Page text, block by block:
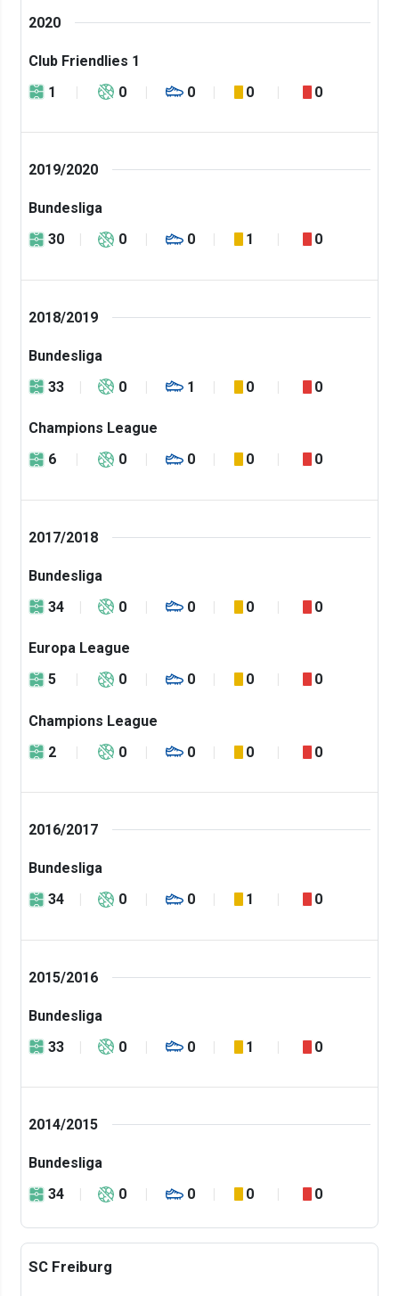
2020
Club Friendlies 1
1
0 0 0 0
2019/2020
Bundesliga
30
0 0 1 0
2018/2019
Bundesliga
33
0 1 0 0
Champions League
6
0 0 0 0
2017/2018
Bundesliga
34
0 0 0 0
Europa League
5
0 0 0 0
Champions League
2
0 0 0 0
2016/2017
Bundesliga
34
0 0 1 0
2015/2016
Bundesliga
33
0 0 1 0
2014/2015
Bundesliga
34
0 0 0 0
SC Freiburg